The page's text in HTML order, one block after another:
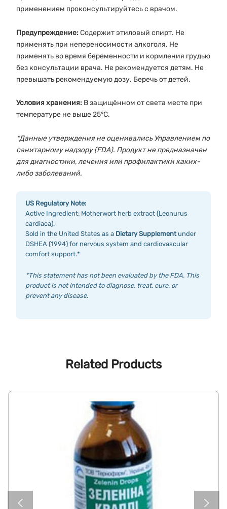
применением проконсультируйтесь с врачом.
Предупреждение:Содержит этиловый спирт. Не
применять при непереносимости алкоголя. Не
применять во время беременности и кормления грудью
без консультации врача. Не рекомендуется детям. Не
превышать рекомендуемую дозу. Беречь от детей.
Условия хранения: В защищённом от света месте при
температуре не выше 25°C.
*Данные утверждения не оценивались Управлением по
санитарному надзору (FDA). Продукт не предназначен
для диагностики, лечения или профилактики каких-
либо заболеваний.
US Regulatory Note:
Active Ingredient: Motherwort herb extract (Leonurus
cardiaca).
Sold in the United States as a Dietary Supplementunder
DSHEA (1994) for nervous system and cardiovascular
comfort support.*
*This statement has not been evaluated by the FDA. This
product is not intended to diagnose, treat, cure, or
prevent any disease.
Related Products